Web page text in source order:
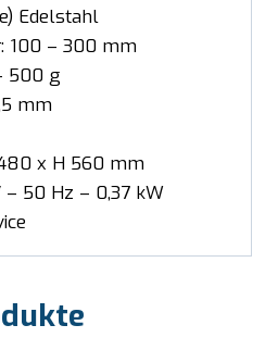
Edelstahl
100 – 300 mm
500 g
mm
x H 560 mm
50 Hz – 0,37 kW